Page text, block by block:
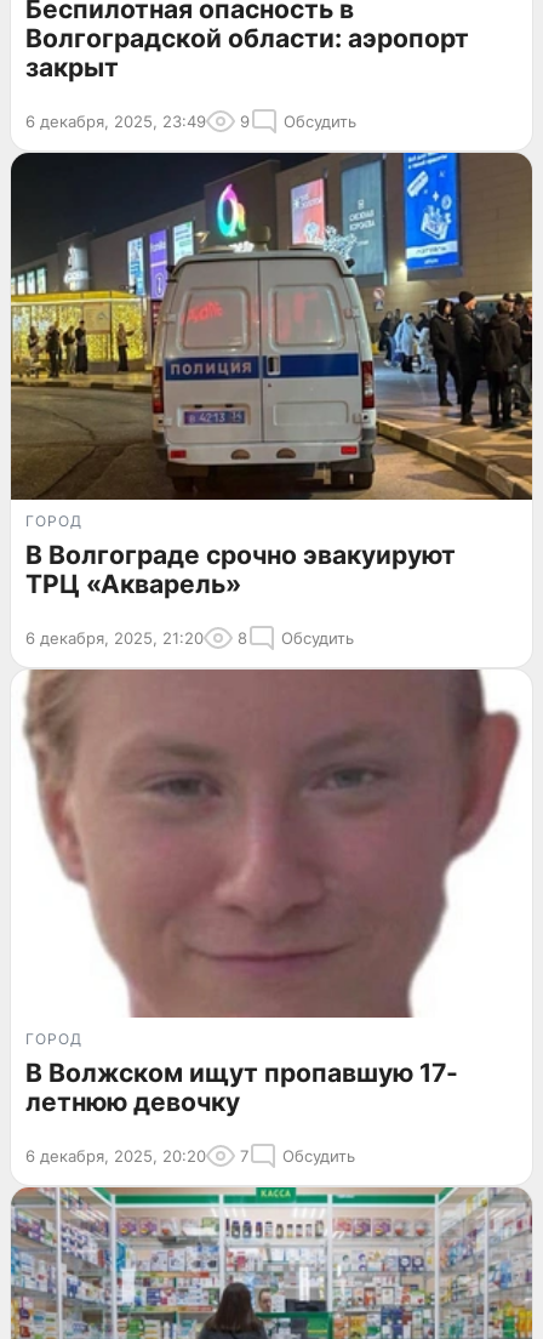
Беспилотная опасность в
Волгоградской области: аэропорт
закрыт
6 декабря, 2025, 23:49 9 Обсудить
ГОРОД
В Волгограде срочно эвакуируют
ТРЦ «Акварель»
6 декабря, 2025, 21:20 8 Обсудить
ГОРОД
В Волжском ищут пропавшую 17-
летнюю девочку
6 декабря, 2025, 20:20 7 Обсудить